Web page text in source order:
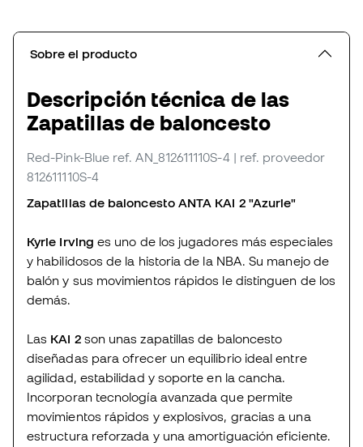
Sobre el producto
Descripción técnica de las
Zapatillas de baloncesto
Red-Pink-Blue ref. AN_812611110S-4 | ref. proveedor
812611110S-4
Zapatillas de baloncesto ANTA KAI 2 "Azurie"
Kyrie Irving es uno de los jugadores más especiales
y habilidosos de la historia de la NBA. Su manejo de
balón y sus movimientos rápidos le distinguen de los
demás.
Las KAI 2son unas zapatillas de baloncesto
diseñadas para ofrecer un equilibrio ideal entre
agilidad, estabilidad y soporte en la cancha.
Incorporan tecnología avanzada que permite
movimientos rápidos y explosivos, gracias a una
estructura reforzada y una amortiguación eficiente.